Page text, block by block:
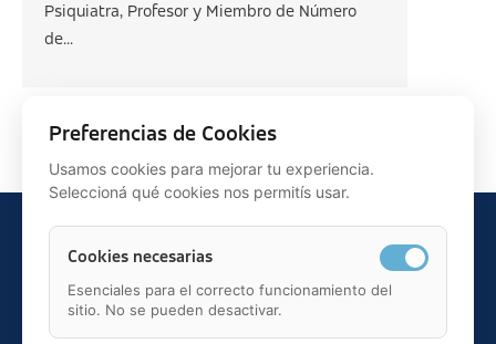
Psiquiatra, Profesor y Miembro de Número
de...
Teléfono: 91 595 75 00
Preferencias de Cookies
Usamos cookies para mejorar tu experiencia.
Seleccioná qué cookies nos permitís usar.
Cookies necesarias
Esenciales para el correcto funcionamiento del
sitio. No se pueden desactivar.